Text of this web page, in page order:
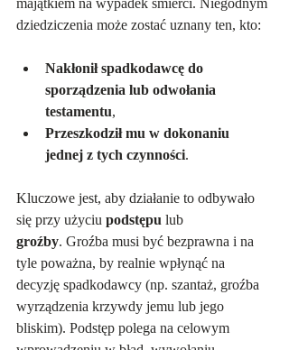
majątkiem na wypadek śmierci. Niegodnym
dziedziczenia może zostać uznany ten, kto:
Nakłonił spadkodawcę do
sporządzenia lub odwołania
testamentu,
Przeszkodził mu w dokonaniu
jednej z tych czynności.
Kluczowe jest, aby działanie to odbywało
się przy użyciu podstępu lub
groźby. Groźba musi być bezprawna i na
tyle poważna, by realnie wpłynąć na
decyzję spadkodawcy (np. szantaż, groźba
wyrządzenia krzywdy jemu lub jego
bliskim). Podstęp polega na celowym